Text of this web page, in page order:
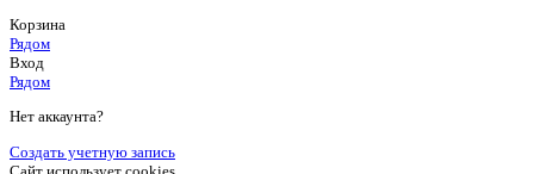
Корзина
Рядом
Вход
Рядом
Нет аккаунта?
Создать учетную запись